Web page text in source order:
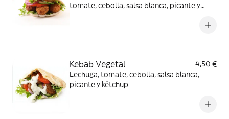
tomate, cebolla, salsa blanca, picante y
Kebab Vegetal
4,50 €
Lechuga, tomate, cebolla, salsa blanca,
picante y kétchup